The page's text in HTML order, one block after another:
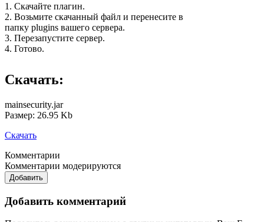
1. Скачайте плагин.
2. Возьмите скачанный файл и перенесите в
папку plugins вашего сервера.
3. Перезапустите сервер.
4. Готово.
Скачать:
mainsecurity.jar
Размер: 26.95 Kb
Скачать
Комментарии
Комментарии модерируются
Добавить
Добавить комментарий